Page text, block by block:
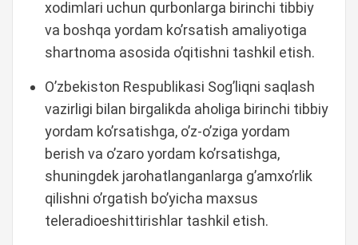
xodimlari uchun qurbonlarga birinchi tibbiy
va boshqa yordam ko’rsatish amaliyotiga
shartnoma asosida o’qitishni tashkil etish.
O’zbekiston Respublikasi Sog’liqni saqlash
vazirligi bilan birgalikda aholiga birinchi tibbiy
yordam ko’rsatishga, o’z-o’ziga yordam
berish va o’zaro yordam ko’rsatishga,
shuningdek jarohatlanganlarga g’amxo’rlik
qilishni o’rgatish bo’yicha maxsus
teleradioeshittirishlar tashkil etish.